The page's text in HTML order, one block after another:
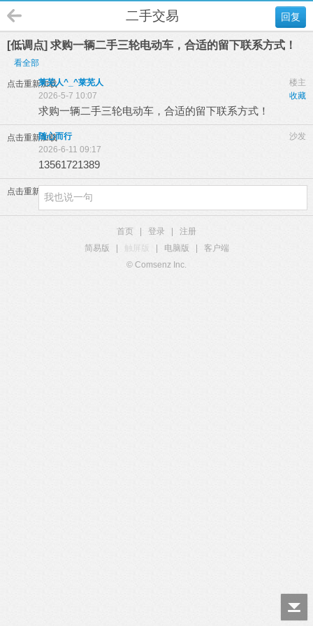
回复
二手交易
[低调点] 求购一辆二手三轮电动车，合适的留下联系方式！
看全部
点击重新加载 楼主
莱芜人^_^莱芜人
收藏
2026-5-7 10:07
求购一辆二手三轮电动车，合适的留下联系方式！
点击重新加载 沙发
随心而行
2026-6-11 09:17
13561721389
点击重新加载
首页 登录
注册
简易版
触屏版 电脑版
客户端
© Comsenz Inc.